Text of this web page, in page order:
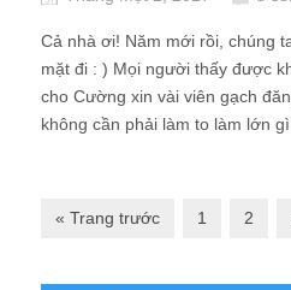
Cả nhà ơi! Năm mới rồi, chúng
mặt đi : ) Mọi người thấy được
cho Cường xin vài viên gạch
không cần phải làm to làm lớn gì
« Trang trước 1 2